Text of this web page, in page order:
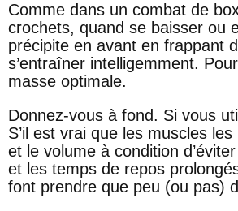
Comme dans un combat de
crochets, quand se baisser ou
précipite en avant en frappant
s’entraîner intelligemment.
masse optimale.
Donnez-vous à fond. Si vous
S’il est vrai que les muscles
et le volume à condition
et les temps de repos
font prendre que peu (ou pas)